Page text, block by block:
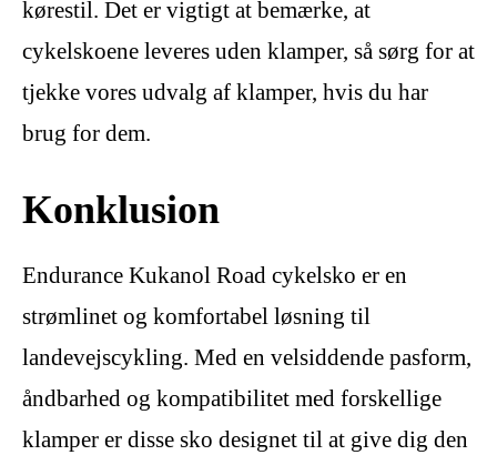
kørestil. Det er vigtigt at bemærke, at
cykelskoene leveres uden klamper, så sørg for at
tjekke vores udvalg af klamper, hvis du har
brug for dem.
Konklusion
Endurance Kukanol Road cykelsko er en
strømlinet og komfortabel løsning til
landevejscykling. Med en velsiddende pasform,
åndbarhed og kompatibilitet med forskellige
klamper er disse sko designet til at give dig den